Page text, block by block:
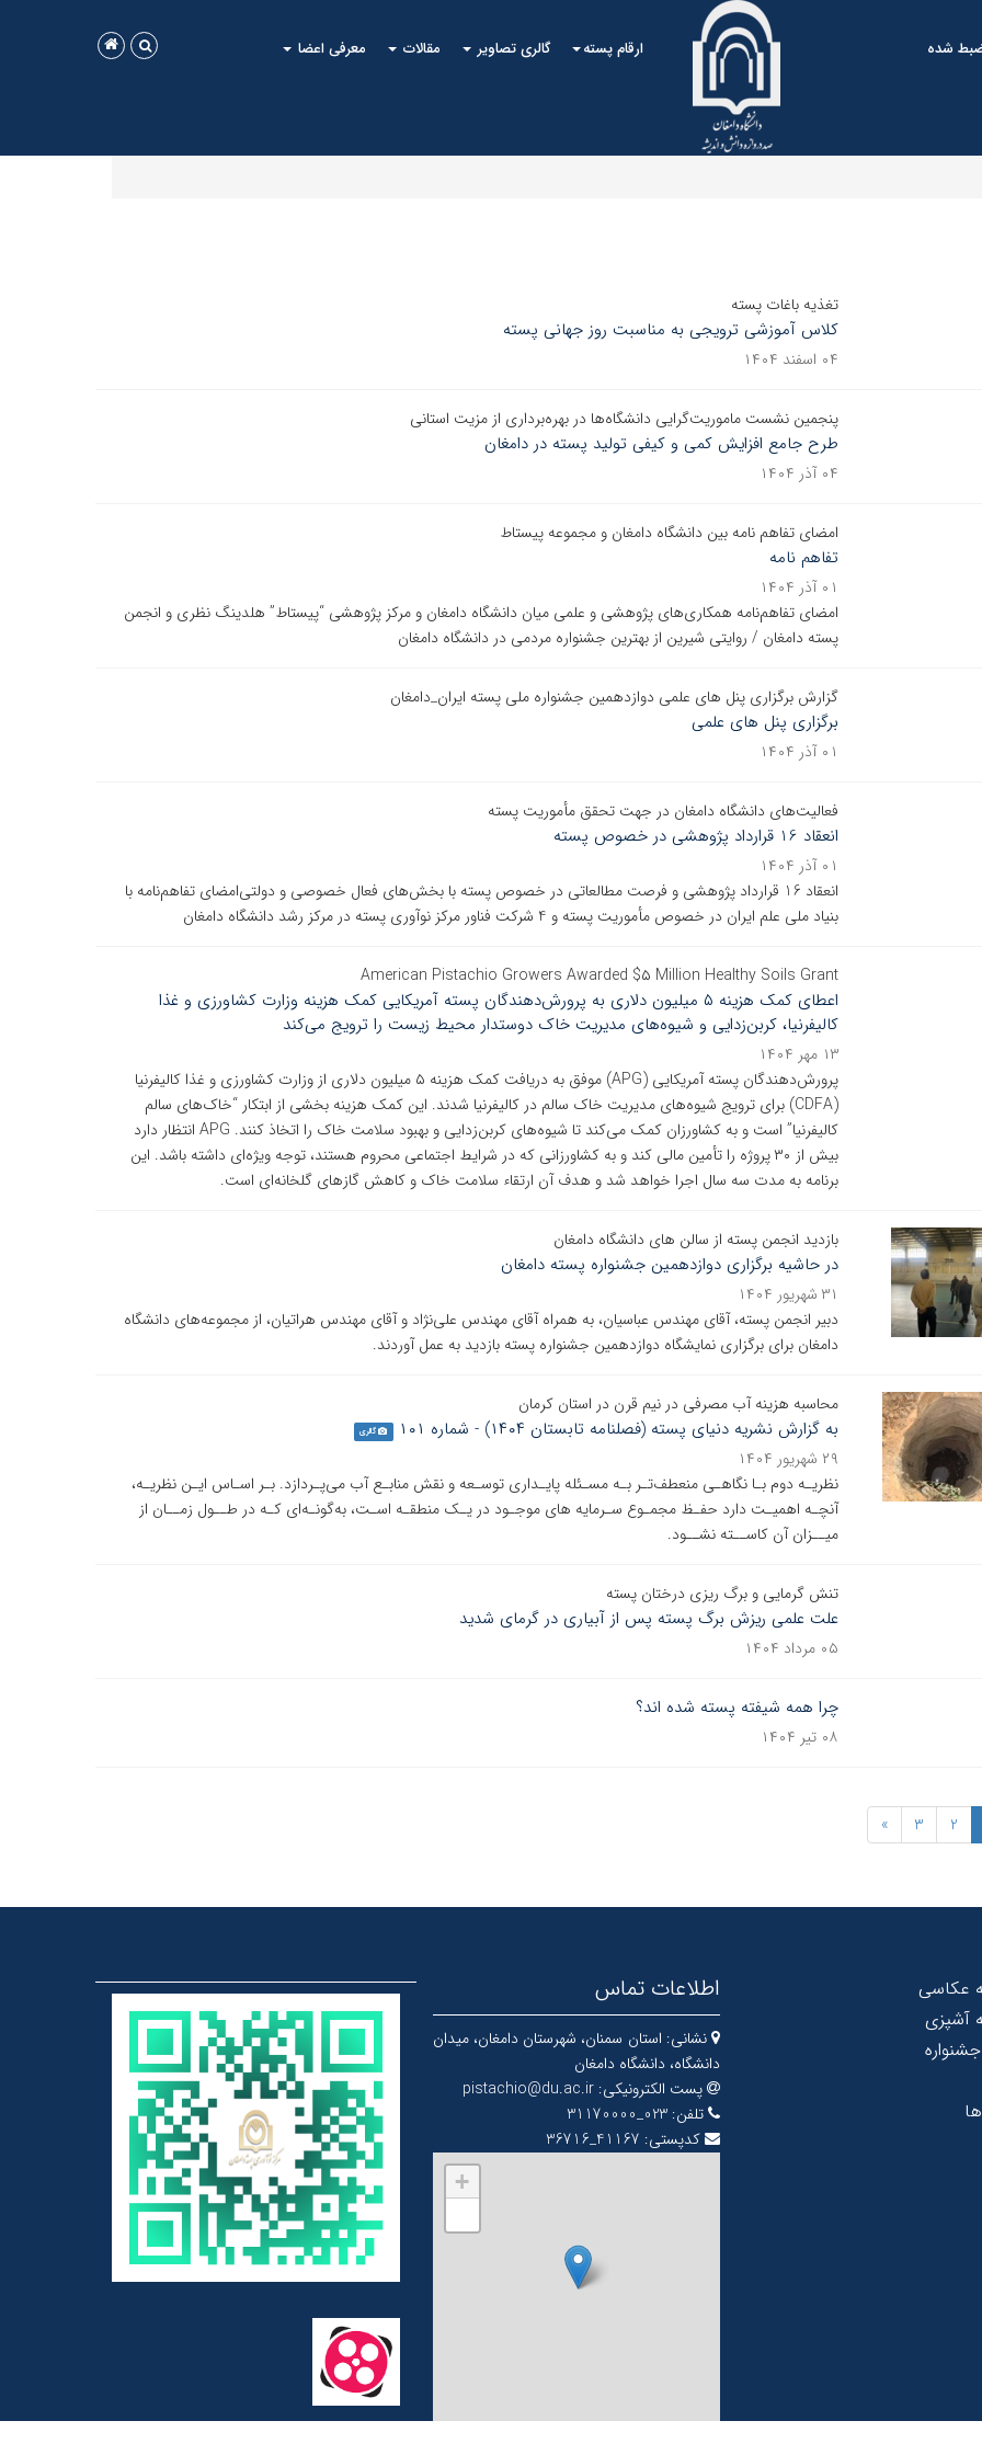
شده ارقام پسته گالری تصاویر مقالات معرفی اعضا
تغذیه باغات پسته
کلاس آموزشی ترویجی به مناسبت روز جهانی پسته
۰۴ اسفند ۱۴۰۴
پنجمین نشست ماموریت‌گرایی دانشگاه‌ها در بهره‌برداری از مزیت استانی
طرح جامع افزایش کمی و کیفی تولید پسته در دامغان
۰۴ آذر ۱۴۰۴
امضای تفاهم نامه بین دانشگاه دامغان و مجموعه پیستاط
تفاهم نامه
۰۱ آذر ۱۴۰۴
امضای تفاهم‌نامه همکاری‌های پژوهشی و علمی میان دانشگاه دامغان و مرکز پژوهشی “پیستاط” هلدینگ نظری و انجمن
پسته دامغان / روایتی شیرین از بهترین جشنواره مردمی در دانشگاه دامغان
گزارش برگزاری پنل های علمی دوازدهمین جشنواره ملی پسته ایران_دامغان
برگزاری پنل های علمی
۰۱ آذر ۱۴۰۴
ﻓﻌﺎﻟﻴﺖﻫﺎی ﺩﺍﻧﺸﮕﺎﻩ ﺩﺍﻣﻐﺎﻥ ﺩﺭ ﺟﻬﺖ ﺗﺤﻘﻖ ﻣﺄﻣﻮﺭﯾﺖ ﭘﺴﺘﻪ
ﺍﻧﻌﻘﺎﺩ 16 ﻗﺮﺍﺭﺩﺍﺩ پژوهشی ﺩﺭ ﺧﺼﻮﺹ ﭘﺴﺘﻪ
۰۱ آذر ۱۴۰۴
ﺍﻧﻌﻘﺎﺩ 16 ﻗﺮﺍﺭﺩﺍﺩ پژوهشی ﻭ ﻓﺮﺻﺖ ﻣﻄﺎﻟﻌﺎﺗﯽ ﺩﺭ ﺧﺼﻮﺹ ﭘﺴﺘﻪ ﺑﺎ ﺑﺨﺶﻫﺎی ﻓﻌﺎﻝ ﺧﺼﻮﺻﯽ ﻭ ﺩﻭﻟﺘﯽﺍﻣﻀﺎی ﺗﻔﺎﻫﻢﻧﺎﻣﻪ ﺑﺎ
ﺑﻨﻴﺎﺩ ﻣﻠﯽ ﻋﻠﻢ ﺍﯾﺮﺍﻥ ﺩﺭ ﺧﺼﻮﺹ ﻣﺄﻣﻮﺭﯾﺖ ﭘﺴﺘﻪ و 4 شرکت فناور مرکز نوآوری پسته در مرکز رشد دانشگاه دامغان
American Pistachio Growers Awarded $۵ Million Healthy Soils Grant
اعطای کمک هزینه ۵ میلیون دلاری به پرورش‌دهندگان پسته آمریکایی کمک هزینه وزارت کشاورزی و غذا
کالیفرنیا، کربن‌زدایی و شیوه‌های مدیریت خاک دوستدار محیط زیست را ترویج می‌کند
۱۳ مهر ۱۴۰۴
پرورش‌دهندگان پسته آمریکایی (APG) موفق به دریافت کمک هزینه ۵ میلیون دلاری از وزارت کشاورزی و غذا کالیفرنیا
(CDFA) برای ترویج شیوه‌های مدیریت خاک سالم در کالیفرنیا شدند. این کمک هزینه بخشی از ابتکار “خاک‌های سالم
کالیفرنیا” است و به کشاورزان کمک می‌کند تا شیوه‌های کربن‌زدایی و بهبود سلامت خاک را اتخاذ کنند. APG انتظار دارد
بیش از ۳۰ پروژه را تأمین مالی کند و به کشاورزانی که در شرایط اجتماعی محروم هستند، توجه ویژه‌ای داشته باشد. این
برنامه به مدت سه سال اجرا خواهد شد و هدف آن ارتقاء سلامت خاک و کاهش گازهای گلخانه‌ای است.
بازدید انجمن پسته از سالن های دانشگاه دامغان
در حاشیه برگزاری دوازدهمین جشنواره پسته دامغان
۳۱ شهریور ۱۴۰۴
دبیر انجمن پسته، آقای مهندس عباسیان، به همراه آقای مهندس علی‌نژاد و آقای مهندس هراتیان، از مجموعه‌های دانشگاه
دامغان برای برگزاری نمایشگاه دوازدهمین جشنواره پسته بازدید به عمل آوردند.
محاسبه هزینه آب مصرفی در نیم قرن در استان کرمان
به گزارش نشریه دنیای پسته (فصلنامه تابستان ۱۴۰۴) - شماره ۱۰۱ گالری
۲۹ شهریور ۱۴۰۴
نظریـه دوم بـا نگاهـی منعطف‌تـر بـه مسـئله پایـداری توسـعه و نقش منابـع آب می‌پـردازد. بـر اسـاس ایـن نظریـه،
آنچـه اهمیـت دارد حفـظ مجمـوع سـرمایه های موجـود در یـک منطقـه اسـت، به‌گونـه‌ای کـه در طــول زمــان از
میــزان آن کاســته نشــود.
تنش گرمایی و برگ ریزی درختان پسته
علت علمی ریزش برگ پسته پس از آبیاری در گرمای شدید
۰۵ مرداد ۱۴۰۴
چرا همه شیفته پسته شده اند؟
۰۸ تیر ۱۴۰۴
2
3
»
عکاسی
آشپزی
اطلاعات تماس
نشانی: استان سمنان، شهرستان دامغان، میدان
دانشگاه، دانشگاه دامغان
پست الکترونیکی: pistachio@du.ac.ir
تلفن: 023_31170000
کدپستی: 41167_36716
+